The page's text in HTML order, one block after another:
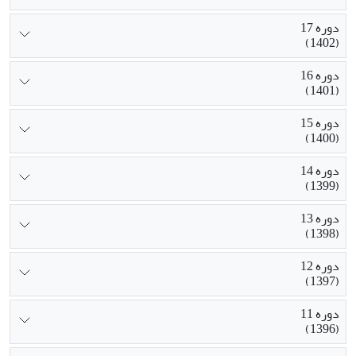
دوره 17
(1402)
دوره 16
(1401)
دوره 15
(1400)
دوره 14
(1399)
دوره 13
(1398)
دوره 12
(1397)
دوره 11
(1396)